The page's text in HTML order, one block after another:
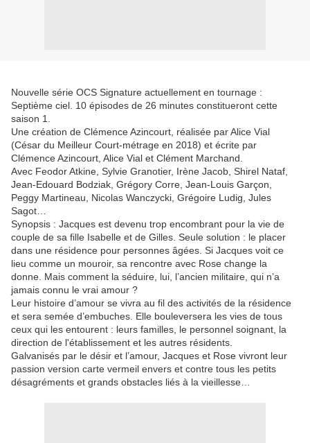
Nouvelle série OCS Signature actuellement en tournage :
Septième ciel. 10 épisodes de 26 minutes constitueront cette
saison 1.
Une création de Clémence Azincourt, réalisée par Alice Vial
(César du Meilleur Court-métrage en 2018) et écrite par
Clémence Azincourt, Alice Vial et Clément Marchand.
Avec Feodor Atkine, Sylvie Granotier, Irène Jacob, Shirel Nataf,
Jean-Edouard Bodziak, Grégory Corre, Jean-Louis Garçon,
Peggy Martineau, Nicolas Wanczycki, Grégoire Ludig, Jules
Sagot…
Synopsis : Jacques est devenu trop encombrant pour la vie de
couple de sa fille Isabelle et de Gilles. Seule solution : le placer
dans une résidence pour personnes âgées. Si Jacques voit ce
lieu comme un mouroir, sa rencontre avec Rose change la
donne. Mais comment la séduire, lui, l’ancien militaire, qui n’a
jamais connu le vrai amour ?
Leur histoire d’amour se vivra au fil des activités de la résidence
et sera semée d’embuches. Elle bouleversera les vies de tous
ceux qui les entourent : leurs familles, le personnel soignant, la
direction de l'établissement et les autres résidents.
Galvanisés par le désir et l’amour, Jacques et Rose vivront leur
passion version carte vermeil envers et contre tous les petits
désagréments et grands obstacles liés à la vieillesse…